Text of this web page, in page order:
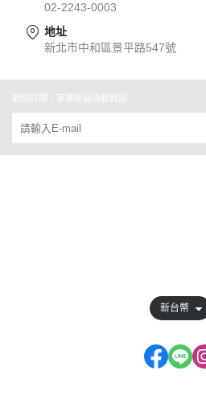
02-2243-0003
地址
新北市中和區景平路547號
歡迎訂閱，掌握新品活動資訊
新台幣